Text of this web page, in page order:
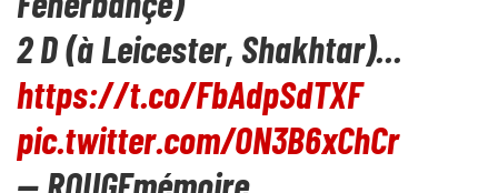
2 D (à Leicester, Shakhtar)…
https://t.co/FbAdpSdTXF
pic.twitter.com/ON3B6xChCr